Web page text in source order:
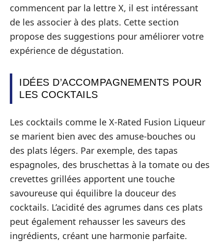
commencent par la lettre X, il est intéressant
de les associer à des plats. Cette section
propose des suggestions pour améliorer votre
expérience de dégustation.
IDÉES D’ACCOMPAGNEMENTS POUR
LES COCKTAILS
Les cocktails comme le X-Rated Fusion Liqueur
se marient bien avec des amuse-bouches ou
des plats légers. Par exemple, des tapas
espagnoles, des bruschettas à la tomate ou des
crevettes grillées apportent une touche
savoureuse qui équilibre la douceur des
cocktails. L’acidité des agrumes dans ces plats
peut également rehausser les saveurs des
ingrédients, créant une harmonie parfaite.